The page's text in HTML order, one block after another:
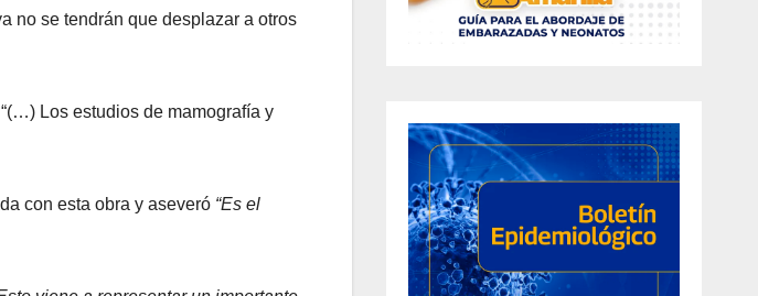
no se tendrán que desplazar a otros
Los estudios de mamografía y
con esta obra y aseveró “Es el